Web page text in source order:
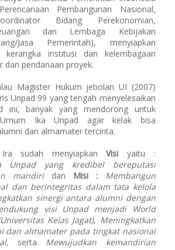
Pembangunan Nasional,
Bidang Perekonomian,
dan Lembaga Kebijakan
Jasa Pemerintah), menyiapkan
kerangka institusi dan kelembagaan
pendanaan proyek.
Magister Hukum jebolan UI (2007)
Unpad 99 yang tengah menyelesaikan
ini, banyak yang mendorong untuk
Ika Unpad agar kelak bisa
dan almamater tercinta.
sudah menyiapkanVisi yaitu :
Unpad yang kredibel bereputasi
mandiri dan Misi :
Membangun
dan berintegritas dalam tata kelola
sinergi antara alumni dengan
visi Unpad menjadi World
Kelas Jagat), Meningkatkan
dan almamater pada tingkat nasional
serta Mewujudkan kemandirian